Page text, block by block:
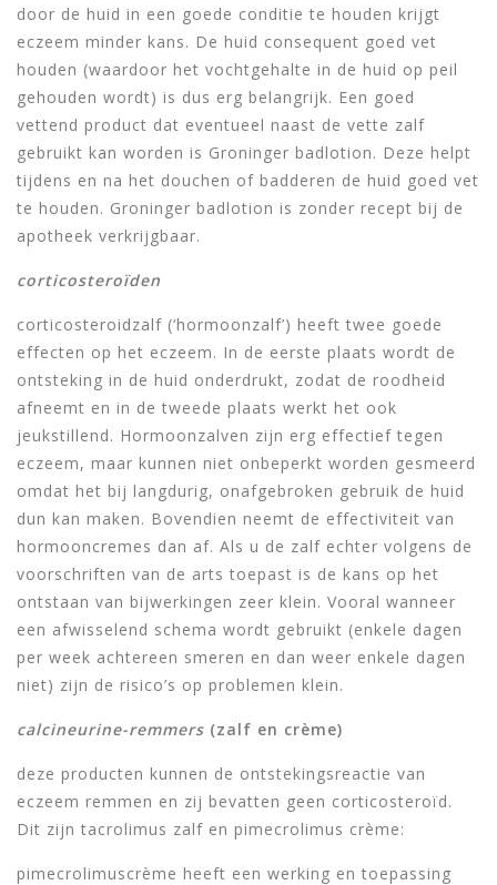
door de huid in een goede conditie te houden krijgt
eczeem minder kans. De huid consequent goed vet
houden (waardoor het vochtgehalte in de huid op peil
gehouden wordt) is dus erg belangrijk. Een goed
vettend product dat eventueel naast de vette zalf
gebruikt kan worden is Groninger badlotion. Deze helpt
tijdens en na het douchen of badderen de huid goed vet
te houden. Groninger badlotion is zonder recept bij de
apotheek verkrijgbaar.
corticosteroïden
corticosteroidzalf (‘hormoonzalf’) heeft twee goede
effecten op het eczeem. In de eerste plaats wordt de
ontsteking in de huid onderdrukt, zodat de roodheid
afneemt en in de tweede plaats werkt het ook
jeukstillend. Hormoonzalven zijn erg effectief tegen
eczeem, maar kunnen niet onbeperkt worden gesmeerd
omdat het bij langdurig, onafgebroken gebruik de huid
dun kan maken. Bovendien neemt de effectiviteit van
hormooncremes dan af. Als u de zalf echter volgens de
voorschriften van de arts toepast is de kans op het
ontstaan van bijwerkingen zeer klein. Vooral wanneer
een afwisselend schema wordt gebruikt (enkele dagen
per week achtereen smeren en dan weer enkele dagen
niet) zijn de risico’s op problemen klein.
calcineurine-remmers (zalf en crème)
deze producten kunnen de ontstekingsreactie van
eczeem remmen en zij bevatten geen corticosteroïd.
Dit zijn tacrolimus zalf en pimecrolimus crème:
pimecrolimuscrème heeft een werking en toepassing